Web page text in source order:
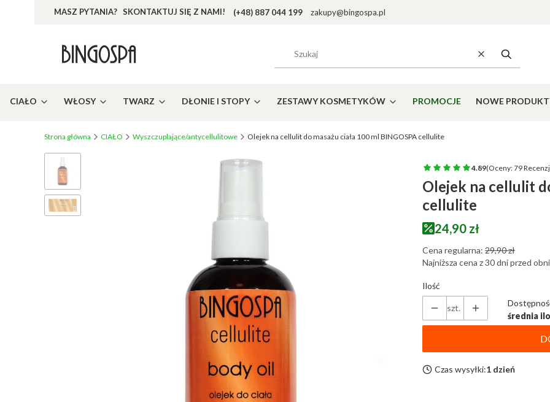
MASZ PYTANIA? SKONTAKTUJ SIĘ Z NAMI! (+48) 887 044 199 zakupy@bingospa.pl
WyczyśćSzukaj
CIAŁO WŁOSY TWARZ DŁONIE I STOPY ZESTAWY KOSMETYKÓW PROMOCJE NOWE
Strona główna CIAŁO Wyszczuplające/antycellulitowe Olejek na cellulit do masażu ciała 100 ml BINGOSPA cellulite
4.89(Oceny: 79
Olejek na cellulit
cellulite
24,90 zł
Cena regularna: 29,90 zł
Najniższa cena z 30 dni przed
Ilość
szt.
średnia
Czas wysyłki:1 dzień